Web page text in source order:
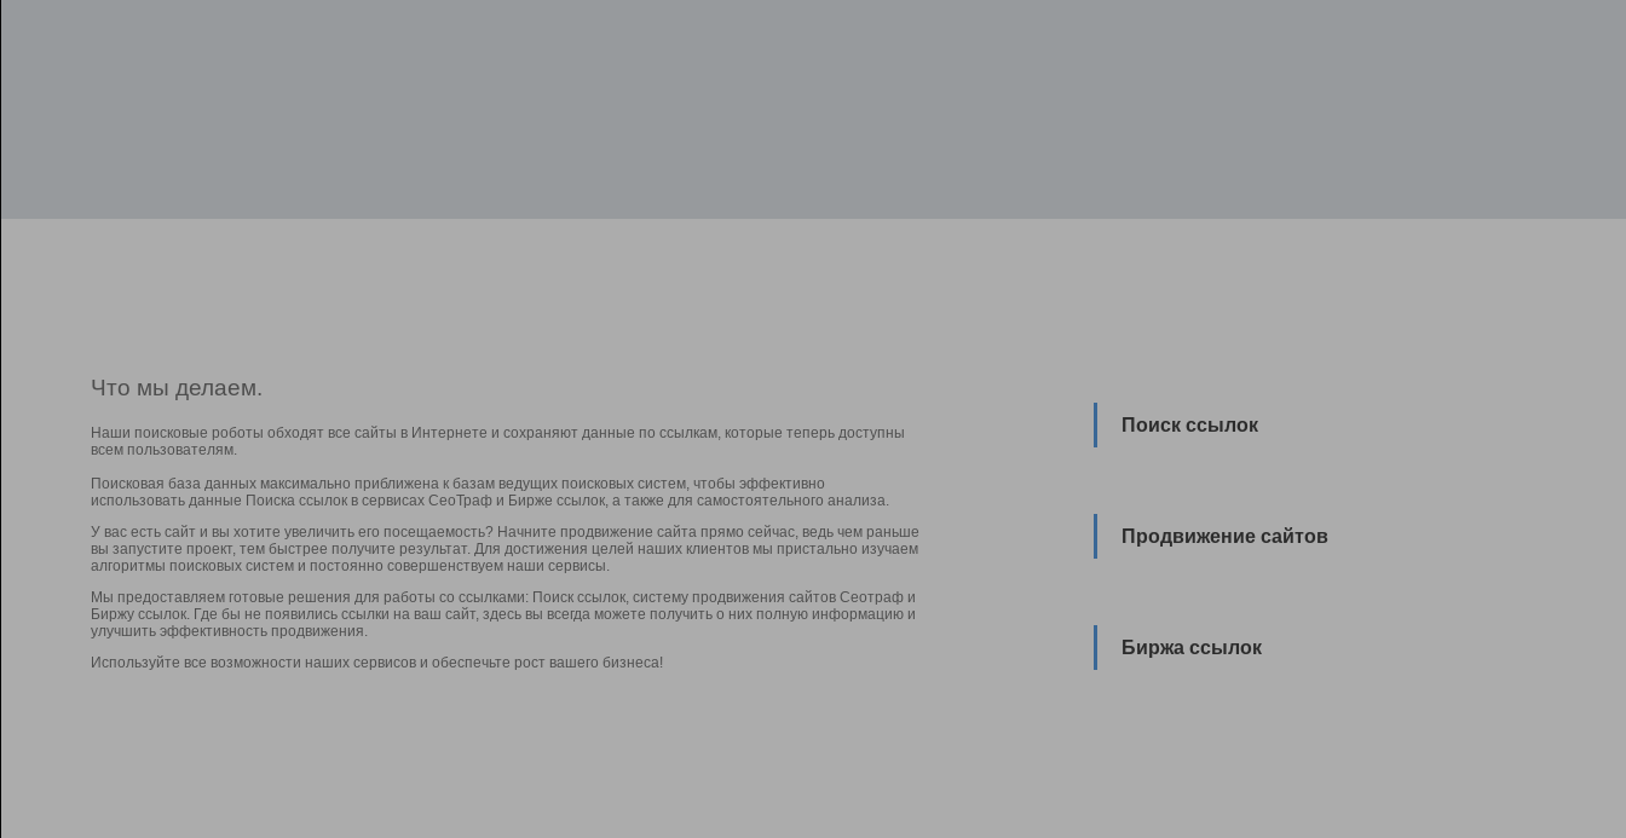
Что мы делаем.
Наши поисковые роботы обходят все сайты в Интернете и сохраняют данные по ссылкам, которые теперь доступны
всем пользователям.
Поисковая база данных максимально приближена к базам ведущих поисковых систем, чтобы эффективно
использовать данные Поиска ссылок в сервисах СеоТраф и Бирже ссылок, а также для самостоятельного анализа.
У вас есть сайт и вы хотите увеличить его посещаемость? Начните продвижение сайта прямо сейчас, ведь чем раньше
вы запустите проект, тем быстрее получите результат. Для достижения целей наших клиентов мы пристально изучаем
алгоритмы поисковых систем и постоянно совершенствуем наши сервисы.
Мы предоставляем готовые решения для работы со ссылками: Поиск ссылок, систему продвижения сайтов Сеотраф и
Биржу ссылок. Где бы не появились ссылки на ваш сайт, здесь вы всегда можете получить о них полную информацию и
улучшить эффективность продвижения.
Используйте все возможности наших сервисов и обеспечьте рост вашего бизнеса!
Поиск ссылок
Продвижение сайтов
Биржа ссылок